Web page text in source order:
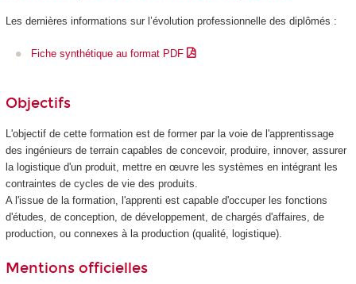
Les dernières informations sur l’évolution professionnelle des diplômés :
Fiche synthétique au format PDF
Objectifs
L'objectif de cette formation est de former par la voie de l'apprentissage
des ingénieurs de terrain capables de concevoir, produire, innover, assurer
la logistique d'un produit, mettre en œuvre les systèmes en intégrant les
contraintes de cycles de vie des produits.
A l'issue de la formation, l'apprenti est capable d'occuper les fonctions
d'études, de conception, de développement, de chargés d'affaires, de
production, ou connexes à la production (qualité, logistique).
Mentions officielles